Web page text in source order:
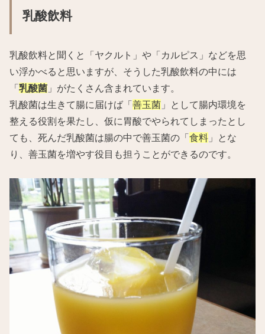
乳酸飲料
乳酸飲料と聞くと「ヤクルト」や「カルピス」などを思
い浮かべると思いますが、そうした乳酸飲料の中には
「乳酸菌 」がたくさん含まれています。
乳酸菌は生きて腸に届けば「善玉菌 」として腸内環境を
整える役割を果たし、仮に胃酸でやられてしまったとし
ても、死んだ乳酸菌は腸の中で善玉菌の「食料 」とな
り、善玉菌を増やす役目も担うことができるのです。